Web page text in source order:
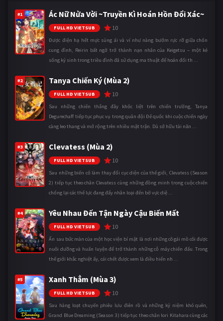
#1 Ác Nữ Nửa Vời ~Truyền Kì Hoán Hồn Đổi Xác~
FULL HD VIETSUB 10
Được điện hạ hết mực sủng ái và ví như nàng bướm rực rỡ giữa chốn
cung đình, Reirin bất ngờ trở thành nạn nhân của Keigetsu – một kẻ
sống ký sinh trong triều đình đã sử dụng ma thuật để hoán đổi th ...
#2 Tanya Chiến Ký (Mùa 2)
FULL HD VIETSUB 10
Sau những chiến thắng đầy khốc liệt trên chiến trường, Tanya
Degurechaff tiếp tục phục vụ trong quân đội Đế quốc khi cuộc chiến ngày
càng leo thang và mở rộng trên nhiều mặt trận. Dù sở hữu tài năn ...
#3 Clevatess (Mùa 2)
FULL HD VIETSUB 10
Sau những biến cố làm thay đổi cục diện của thế giới, Clevatess (Season
2) tiếp tục theo chân Clevatess cùng những đồng minh trong cuộc chiến
chống lại các thế lực đang đẩy nhân loại đến bờ vực diệ ...
#4 Yêu Nhau Đến Tận Ngày Cậu Biến Mất
FULL HD VIETSUB 10
Ẩn sau bức màn của một học viện bí mật là nơi những cô gái mồ côi được
nuôi dưỡng và huấn luyện để trở thành những cỗ máy chiến đấu. Trong
thế giới khắc nghiệt ấy, cái chết được xem là điều hiển nh ...
#5 Xanh Thẳm (Mùa 3)
FULL HD VIETSUB 10
Sau hàng loạt chuyến phiêu lưu điên rồ và những kỷ niệm khó quên,
Grand Blue Dreaming (Season 3) tiếp tục theo chân Iori Kitahara cùng các